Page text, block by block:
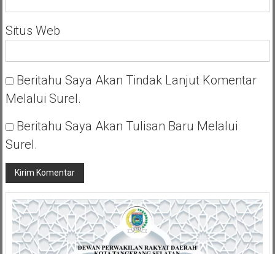
Situs Web
Beritahu Saya Akan Tindak Lanjut Komentar
Melalui Surel.
Beritahu Saya Akan Tulisan Baru Melalui
Surel.